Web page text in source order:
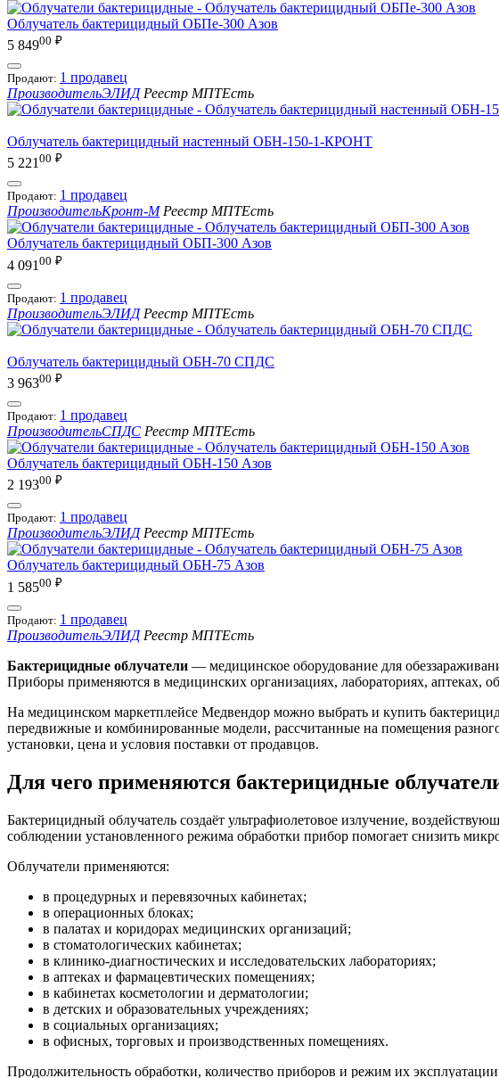
Облучатель бактерицидный ОБПе-300 Азов
5 84900 ₽
Продают: 1 продавец
ПроизводительЭЛИД Реестр МПТЕсть
Облучатель бактерицидный настенный ОБН-150-1-КРОНТ
5 22100 ₽
Продают: 1 продавец
ПроизводительКронт-М Реестр МПТЕсть
Облучатель бактерицидный ОБП-300 Азов
4 091 00 ₽
Продают: 1 продавец
ПроизводительЭЛИД Реестр МПТЕсть
Облучатель бактерицидный ОБН-70 СПДС
3 96300 ₽
Продают: 1 продавец
ПроизводительСПДС Реестр МПТЕсть
Облучатель бактерицидный ОБН-150 Азов
2 19300 ₽
Продают: 1 продавец
ПроизводительЭЛИД Реестр МПТЕсть
Облучатель бактерицидный ОБН-75 Азов
1 58500 ₽
Продают: 1 продавец
ПроизводительЭЛИД Реестр МПТЕсть
Бактерицидные облучатели — медицинское оборудование для
Приборы применяются в медицинских организациях, лабораториях, аптеках,
На медицинском маркетплейсе Медвендор можно выбрать и купить
передвижные и комбинированные модели, рассчитанные на помещения
установки, цена и условия поставки от продавцов.
Для чего применяются бактерицидные
Бактерицидный облучатель создаёт ультрафиолетовое излучение,
соблюдении установленного режима обработки прибор помогает снизить
Облучатели применяются:
в процедурных и перевязочных кабинетах;
в операционных блоках;
в палатах и коридорах медицинских организаций;
в стоматологических кабинетах;
в клинико-диагностических и исследовательских лабораториях;
в аптеках и фармацевтических помещениях;
в кабинетах косметологии и дерматологии;
в детских и образовательных учреждениях;
в социальных организациях;
в офисных, торговых и производственных помещениях.
Продолжительность обработки, количество приборов и режим их